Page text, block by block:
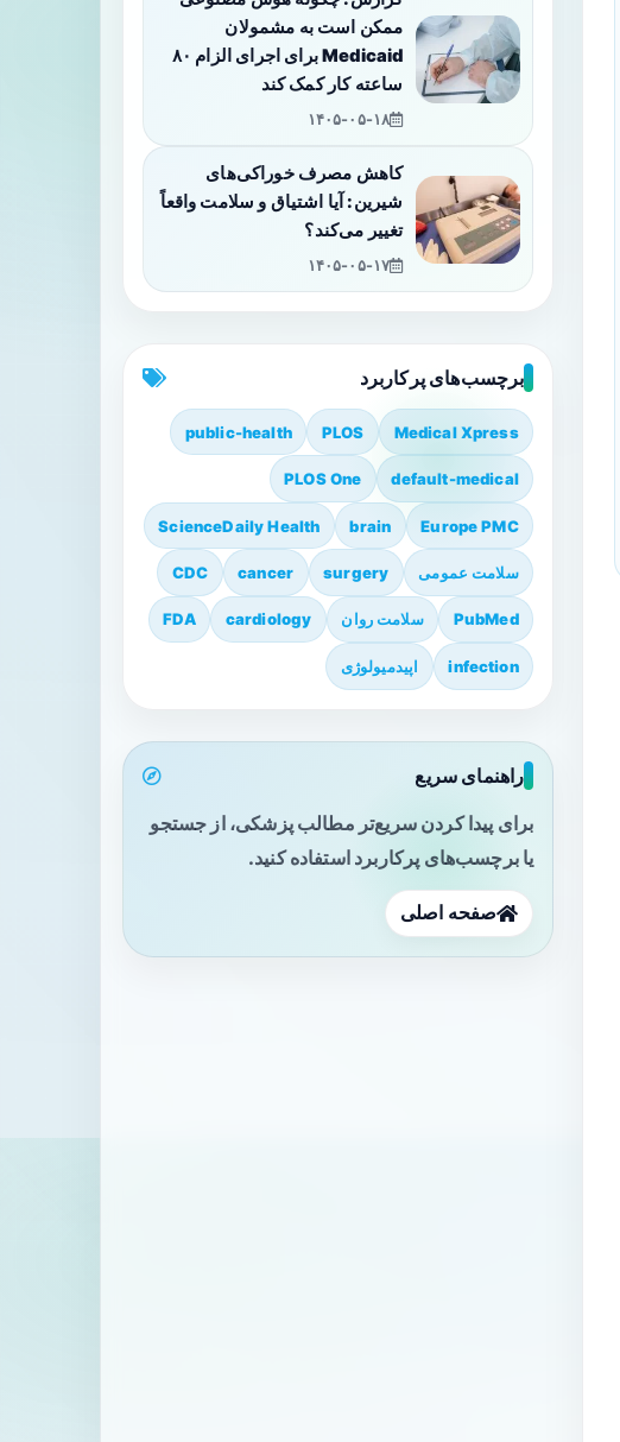
ممکن است به مشمولان
Medicaid برای اجرای الزام ۸۰
ساعته کار کمک کند
۱۴۰۵-۰۵-۱۸
کاهش مصرف خوراکی‌های
شیرین: آیا اشتیاق و سلامت واقعاً
تغییر می‌کند؟
۱۴۰۵-۰۵-۱۷
برچسب‌های پرکاربرد
Medical Xpress
PLOS
public-health
default-medical
PLOS One
Europe PMC
brain
ScienceDaily Health
سلامت عمومی surgery
cancer
CDC
PubMed سلامت روان cardiology
FDA
infection اپیدمیولوژی
راهنمای سریع
برای پیدا کردن سریع‌تر مطالب پزشکی، از جستجو
یا برچسب‌های پرکاربرد استفاده کنید.
صفحه اصلی